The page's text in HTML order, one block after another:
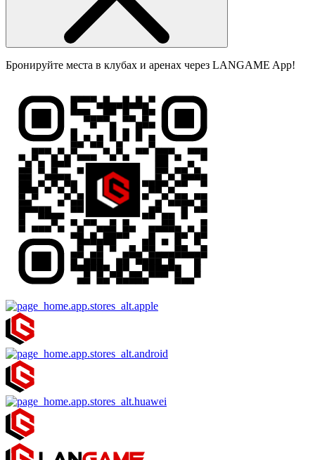
Бронируйте места в клубах и аренах через LANGAME App!